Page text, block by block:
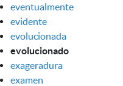
eventualmente
evidente
evolucionada
evolucionado
exageradura
examen